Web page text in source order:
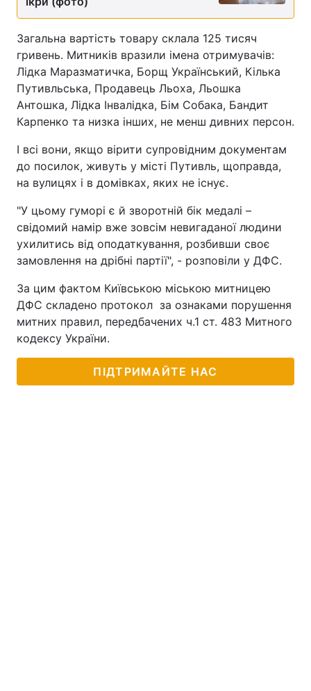
Загальна вартість товару склала 125 тисяч
гривень. Митників вразили імена отримувачів:
Лідка Маразматичка, Борщ Український, Кілька
Путивльська, Продавець Льоха, Льошка
Антошка, Лідка Інвалідка, Бім Собака, Бандит
Карпенко та низка інших, не менш дивних персон.
І всі вони, якщо вірити супровідним документам
до посилок, живуть у місті Путивль, щоправда,
на вулицях і в домівках, яких не існує.
"У цьому гуморі є й зворотній бік медалі –
свідомий намір вже зовсім невигаданої людини
ухилитись від оподаткування, розбивши своє
замовлення на дрібні партії", - розповіли у ДФС.
За цим фактом Київською міською митницею
ДФС складено протокол за ознаками порушення
митних правил, передбачених ч.1 ст. 483 Митного
кодексу України.
ПІДТРИМАЙТЕ НАС